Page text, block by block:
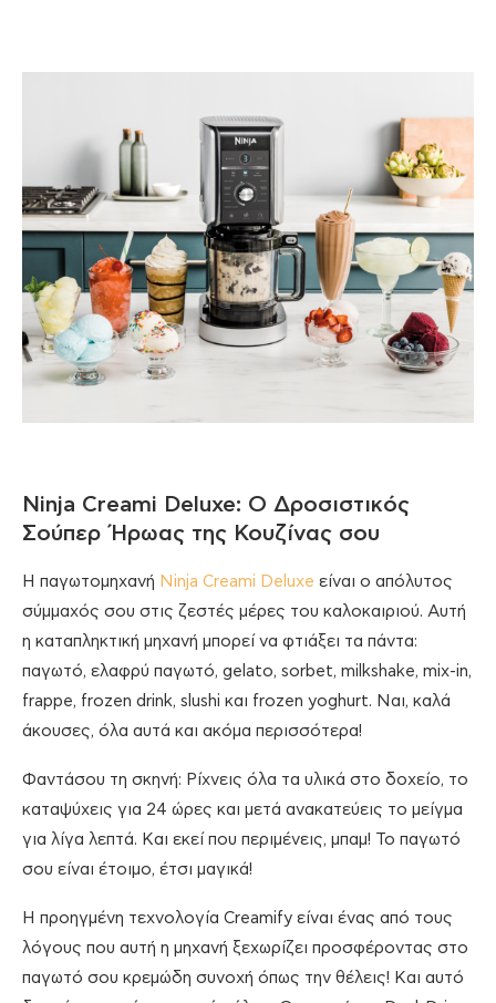
Ninja Creami Deluxe: Ο Δροσιστικός
Σούπερ Ήρωας της Κουζίνας σου
H παγωτομηχανή Ninja Creami Deluxe είναι ο απόλυτος
σύμμαχός σου στις ζεστές μέρες του καλοκαιριού. Αυτή
η καταπληκτική μηχανή μπορεί να φτιάξει τα πάντα:
παγωτό, ελαφρύ παγωτό, gelato, sorbet, milkshake, mix-in,
frappe, frozen drink, slushi και frozen yoghurt. Ναι, καλά
άκουσες, όλα αυτά και ακόμα περισσότερα!
Φαντάσου τη σκηνή: Ρίχνεις όλα τα υλικά στο δοχείο, το
καταψύχεις για 24 ώρες και μετά ανακατεύεις το μείγμα
για λίγα λεπτά. Και εκεί που περιμένεις, μπαμ! Το παγωτό
σου είναι έτοιμο, έτσι μαγικά!
Η προηγμένη τεχνολογία Creamify είναι ένας από τους
λόγους που αυτή η μηχανή ξεχωρίζει προσφέροντας στο
παγωτό σου κρεμώδη συνοχή όπως την θέλεις! Και αυτό